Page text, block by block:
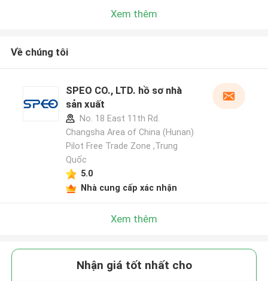
Xem thêm
Về chúng tôi
SPEO CO., LTD. hồ sơ nhà
sản xuất
No. 18 East 11th Rd.
Changsha Area of China (Hunan)
Pilot Free Trade Zone ,Trung
Quốc
5.0
Nhà cung cấp xác nhận
Xem thêm
Nhận giá tốt nhất cho